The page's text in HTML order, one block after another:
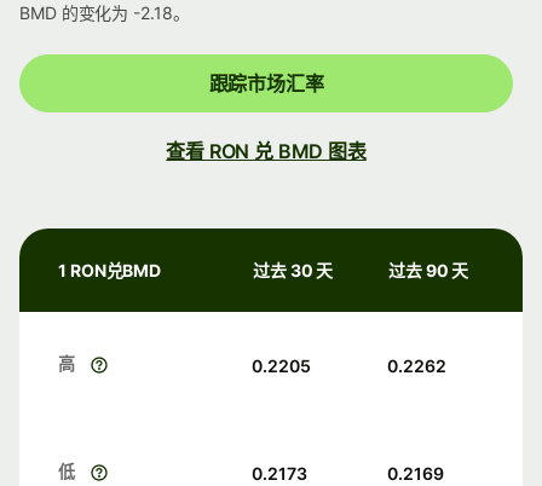
BMD 的变化为 -2.18。
跟踪市场汇率
查看 RON 兑 BMD 图表
1 RON兑BMD 过去 30 天 过去 90 天
高 0.2205 0.2262
低 0.2173 0.2169